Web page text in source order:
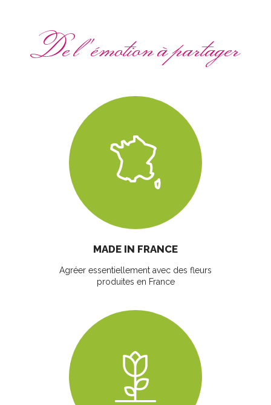
De l'émotion à partager
MADE IN FRANCE
Agréer essentiellement avec des fleurs
produites en France